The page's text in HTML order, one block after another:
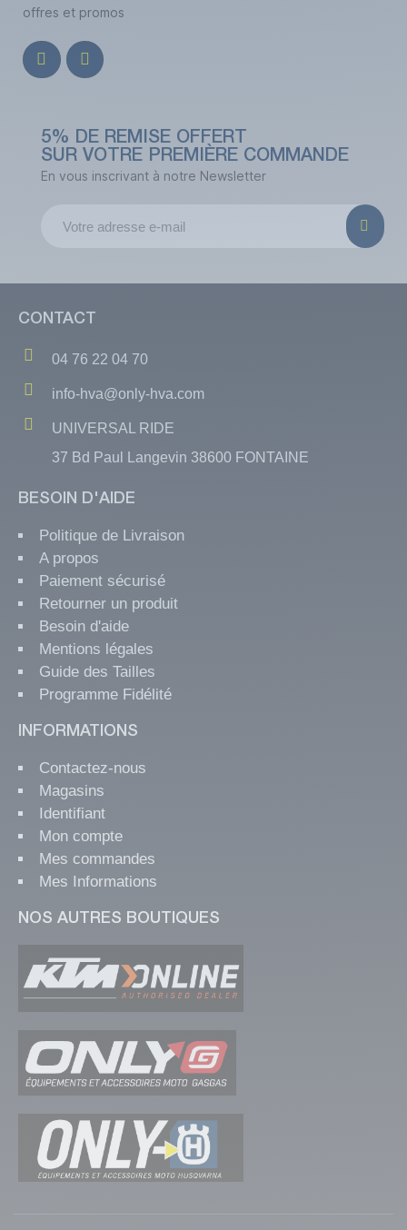
offres et promos
5% DE REMISE OFFERT
SUR VOTRE PREMIÈRE COMMANDE
En vous inscrivant à notre Newsletter
CONTACT
04 76 22 04 70
info-hva@only-hva.com
UNIVERSAL RIDE
37 Bd Paul Langevin 38600 FONTAINE
BESOIN D'AIDE
Politique de Livraison
A propos
Paiement sécurisé
Retourner un produit
Besoin d'aide
Mentions légales
Guide des Tailles
Programme Fidélité
INFORMATIONS
Contactez-nous
Magasins
Identifiant
Mon compte
Mes commandes
Mes Informations
NOS AUTRES BOUTIQUES